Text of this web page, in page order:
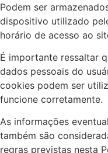
Podem ser
dispositivo utilizado
horário de acesso ao
É importante ressaltar
dados pessoais do
cookies podem ser
funcione corretamente.
As informações
também são
regras previstas nesta